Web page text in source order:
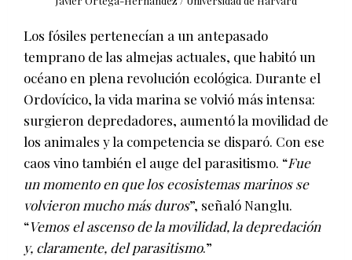
Los fósiles pertenecían a un antepasado
temprano de las almejas actuales, que habitó un
océano en plena revolución ecológica. Durante el
Ordovícico, la vida marina se volvió más intensa:
surgieron depredadores, aumentó la movilidad de
los animales y la competencia se disparó. Con ese
caos vino también el auge del parasitismo. “Fue
un momento en que los ecosistemas marinos se
volvieron mucho más duros”, señaló Nanglu.
“Vemos el ascenso de la movilidad, la depredación
y, claramente, del parasitismo.”